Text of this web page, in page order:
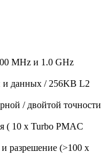
MHz и 1.0 GHz
и данных / 256KB L2
/ двойтой точности
( 10 x Turbo PMAC
разрешение (>100 x